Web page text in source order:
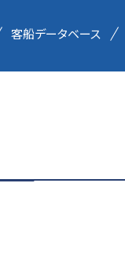
客船データベース